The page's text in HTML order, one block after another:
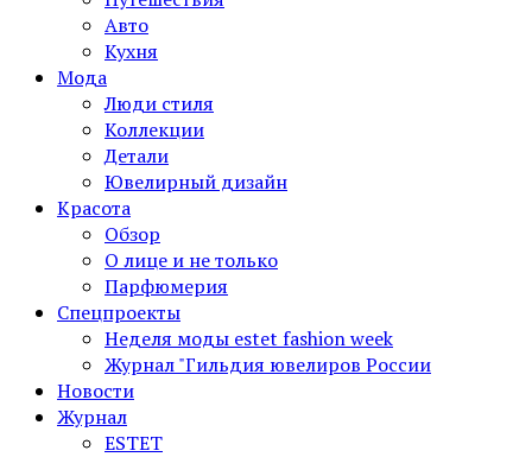
Авто
Кухня
Мода
Люди стиля
Коллекции
Детали
Ювелирный дизайн
Красота
Обзор
О лице и не только
Парфюмерия
Спецпроекты
Неделя моды estet fashion week
Журнал "Гильдия ювелиров России
Новости
Журнал
ESTET